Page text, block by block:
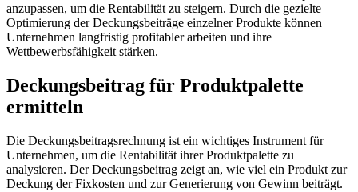
anzupassen, um die Rentabilität zu steigern. Durch die gezielte
Optimierung der Deckungsbeiträge einzelner Produkte können
Unternehmen langfristig profitabler arbeiten und ihre
Wettbewerbsfähigkeit stärken.
Deckungsbeitrag für Produktpalette
ermitteln
Die Deckungsbeitragsrechnung ist ein wichtiges Instrument für
Unternehmen, um die Rentabilität ihrer Produktpalette zu
analysieren. Der Deckungsbeitrag zeigt an, wie viel ein Produkt zur
Deckung der Fixkosten und zur Generierung von Gewinn beiträgt.